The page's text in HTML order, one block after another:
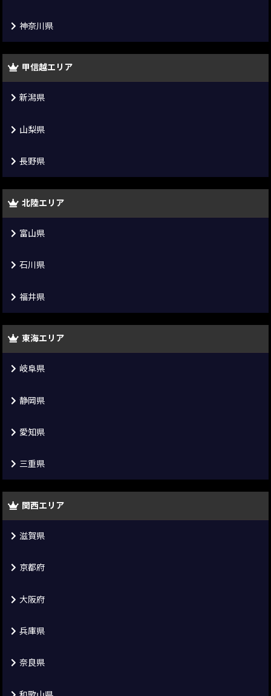
神奈川県
甲信越エリア
新潟県
山梨県
長野県
北陸エリア
富山県
石川県
福井県
東海エリア
岐阜県
静岡県
愛知県
三重県
関西エリア
滋賀県
京都府
大阪府
兵庫県
奈良県